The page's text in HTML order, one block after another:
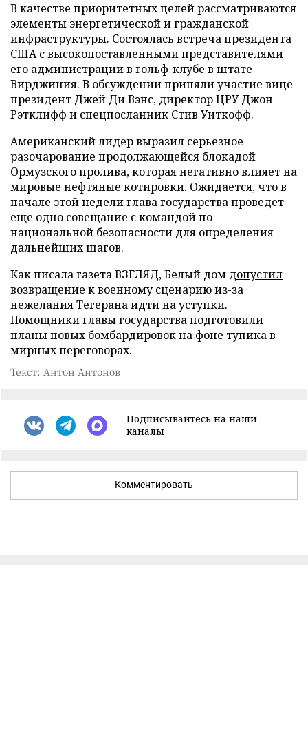
В качестве приоритетных целей рассматриваются
элементы энергетической и гражданской
инфраструктуры. Состоялась встреча президента
США с высокопоставленными представителями
его администрации в гольф-клубе в штате
Вирджиния. В обсуждении приняли участие вице-
президент Джей Ди Вэнс, директор ЦРУ Джон
Рэтклифф и спецпосланник Стив Уиткофф.
Американский лидер выразил серьезное
разочарование продолжающейся блокадой
Ормузского пролива, которая негативно влияет на
мировые нефтяные котировки. Ожидается, что в
начале этой недели глава государства проведет
еще одно совещание с командой по
национальной безопасности для определения
дальнейших шагов.
Как писала газета ВЗГЛЯД, Белый дом допустил
возвращение к военному сценарию из-за
нежелания Тегерана идти на уступки.
Помощники главы государстваподготовили
планы новых бомбардировок на фоне тупика в
мирных переговорах.
Текст: Антон Антонов
Подписывайтесь на наши
каналы
Комментировать